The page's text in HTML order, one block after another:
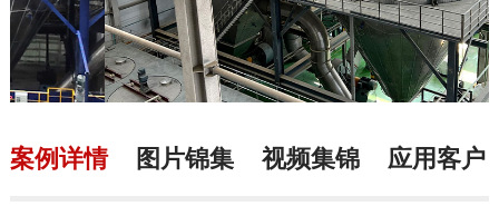
案例详情 图片锦集 视频集锦 应用客户